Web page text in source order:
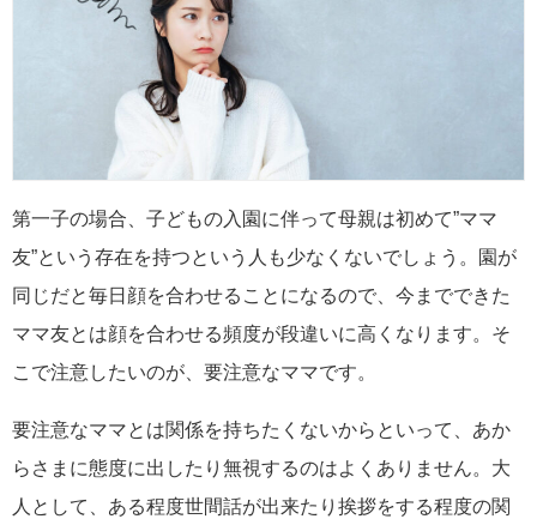
第一子の場合、子どもの入園に伴って母親は初めて”ママ
友”という存在を持つという人も少なくないでしょう。園が
同じだと毎日顔を合わせることになるので、今までできた
ママ友とは顔を合わせる頻度が段違いに高くなります。そ
こで注意したいのが、要注意なママです。
要注意なママとは関係を持ちたくないからといって、あか
らさまに態度に出したり無視するのはよくありません。大
人として、ある程度世間話が出来たり挨拶をする程度の関